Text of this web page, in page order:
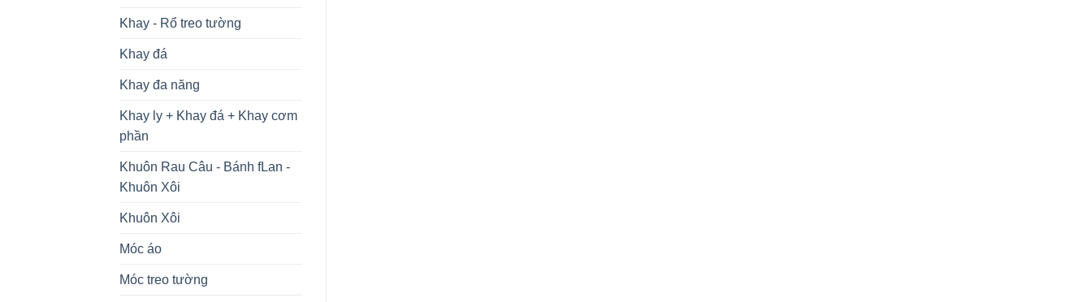
Khay - Rổ treo tường
Khay đá
Khay đa năng
Khay ly + Khay đá + Khay cơm
phần
Khuôn Rau Câu - Bánh fLan -
Khuôn Xôi
Khuôn Xôi
Móc áo
Móc treo tường